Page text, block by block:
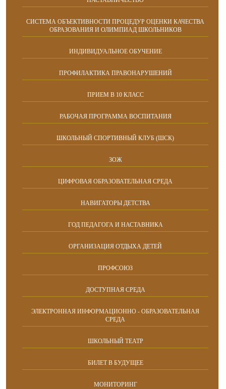
CИСТЕМА ОБЪЕКТИВНОСТИ ПРОЦЕДУР ОЦЕНКИ КАЧЕСТВА
ОБРАЗОВАНИЯ И ОЛИМПИАД ШКОЛЬНИКОВ
ИНДИВИДУАЛЬНОЕ ОБУЧЕНИЕ
ПРОФИЛАКТИКА ПРАВОНАРУШЕНИЙ
ПРИЕМ В 10 КЛАСС
РАБОЧАЯ ПРОГРАММА ВОСПИТАНИЯ
ШКОЛЬНЫЙ СПОРТИВНЫЙ КЛУБ (ШСК)
ЗОЖ
ЦИФРОВАЯ ОБРАЗОВАТЕЛЬНАЯ СРЕДА
НАВИГАТОРЫ ДЕТСТВА
ГОД ПЕДАГОГА И НАСТАВНИКА
ОРГАНИЗАЦИЯ ОТДЫХА ДЕТЕЙ
ПРОФСОЮЗ
ДОСТУПНАЯ СРЕДА
ЭЛЕКТРОННАЯ ИНФОРМАЦИОННО - ОБРАЗОВАТЕЛЬНАЯ
СРЕДА
ШКОЛЬНЫЙ ТЕАТР
БИЛЕТ В БУДУЩЕЕ
МОНИТОРИНГ